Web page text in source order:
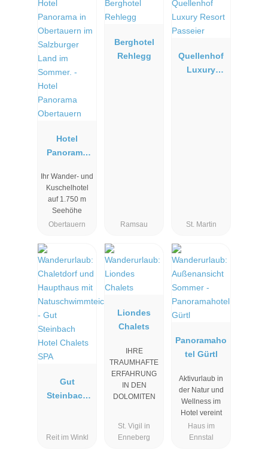
Hotel
Panorama
Ihr Wander- und
Kuschelhotel
auf 1.750 m
Seehöhe
Obertauern
Berghotel
Rehlegg
Ramsau
Quellenhof
Luxury
St. Martin
Gut
Steinbach
Reit im Winkl
Liondes
Chalets
IHRE
TRAUMHAFTE
ERFAHRUNG
IN DEN
DOLOMITEN
St. Vigil in
Enneberg
Panoramaho
tel Gürtl
Aktivurlaub in
der Natur und
Wellness im
Hotel vereint
Haus im
Ennstal